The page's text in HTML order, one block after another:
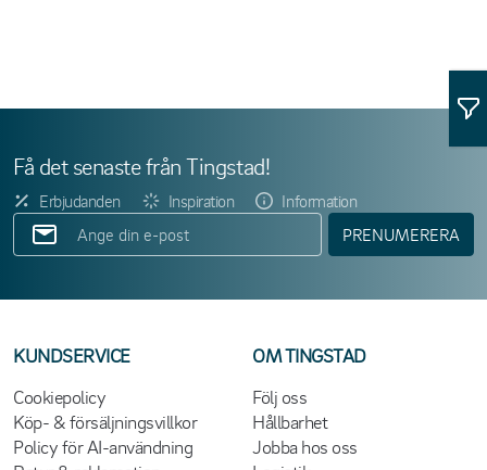
Få det senaste från Tingstad!
Erbjudanden Inspiration
Information
PRENUMERERA
KUNDSERVICE
Cookiepolicy
Köp- & försäljningsvillkor
Policy för AI-användning
OM TINGSTAD
Följ oss
Hållbarhet
Jobba hos oss